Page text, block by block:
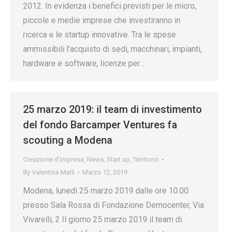
2012. In evidenza i benefici previsti per le micro,
piccole e medie imprese che investiranno in
ricerca e le startup innovative. Tra le spese
ammissibili l’acquisto di sedi, macchinari, impianti,
hardware e software, licenze per…
25 marzo 2019: il team di investimento
del fondo Barcamper Ventures fa
scouting a Modena
Creazione d’impresa, News, Start up, Territorio
By Valentina Matli Marzo 12, 2019
Modena, lunedì 25 marzo 2019 dalle ore 10.00
presso Sala Rossa di Fondazione Democenter, Via
Vivarelli, 2 Il giorno 25 marzo 2019 il team di